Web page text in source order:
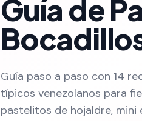
Guía de
Guía paso a paso con 14
típicos venezolanos para
pastelitos de hojaldre, mini